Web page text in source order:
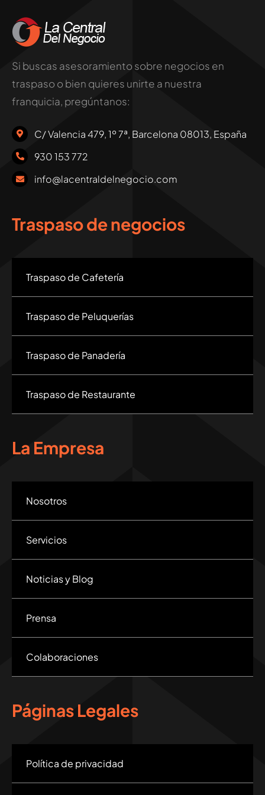
Si buscas asesoramiento sobre negocios en
traspaso o bien quieres unirte a nuestra
franquicia, pregúntanos:
C/ Valencia 479, 1º 7ª, Barcelona 08013, España
930 153 772
info@lacentraldelnegocio.com
Traspaso de negocios
Traspaso de Cafetería
Traspaso de Peluquerías
Traspaso de Panadería
Traspaso de Restaurante
La Empresa
Nosotros
Servicios
Noticias y Blog
Prensa
Colaboraciones
Páginas Legales
Política de privacidad